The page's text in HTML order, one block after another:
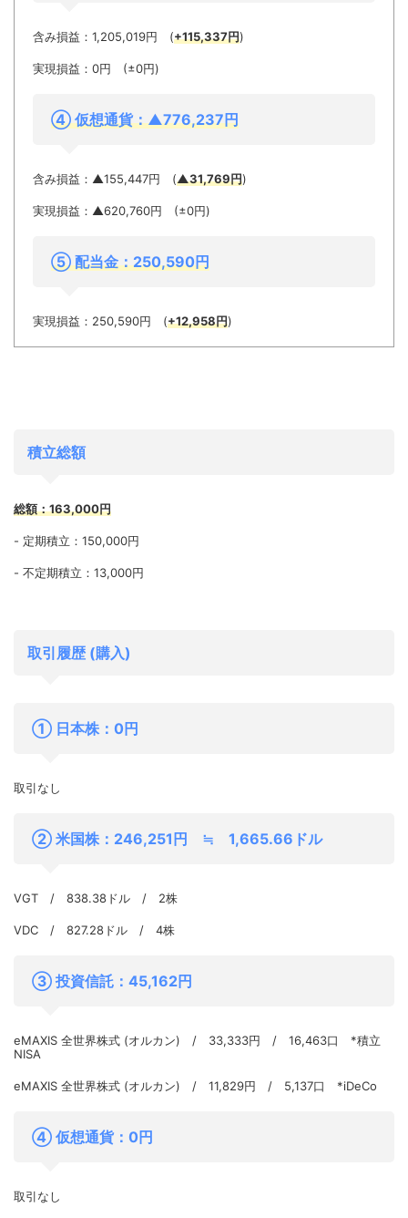
含み損益：1,205,019円 (+115,337円)
実現損益：0円 (±0円)
④ 仮想通貨：▲776,237円
含み損益：▲155,447円 (▲31,769円)
実現損益：▲620,760円 (±0円)
⑤ 配当金：250,590円
実現損益：250,590円 (+12,958円)
積立総額
総額：163,000円
- 定期積立：150,000円
- 不定期積立：13,000円
取引履歴 (購入)
① 日本株：0円
取引なし
② 米国株：246,251円 ≒ 1,665.66ドル
VGT / 838.38ドル / 2株
VDC / 827.28ドル / 4株
③ 投資信託：45,162円
eMAXIS 全世界株式 (オルカン) / 33,333円 / 16,463口 *積立
NISA
eMAXIS 全世界株式 (オルカン) / 11,829円 / 5,137口 *iDeCo
④ 仮想通貨：0円
取引なし